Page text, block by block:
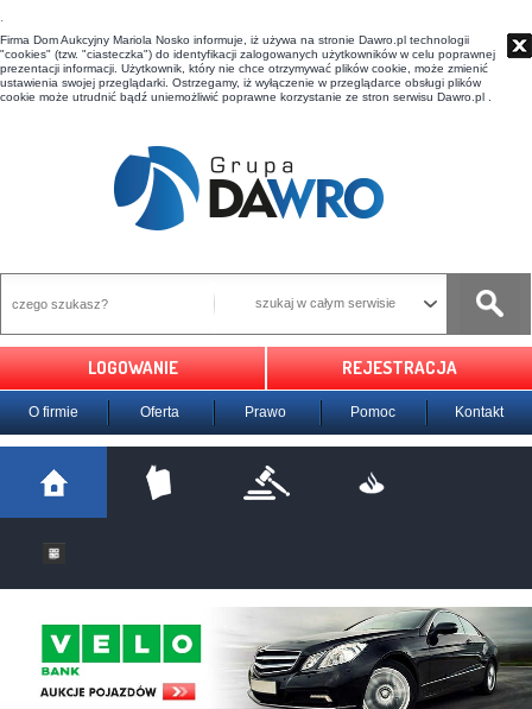
t
Firma Dom Aukcyjny Mariola Nosko informuje, iż używa na stronie Dawro.pl technologii
"cookies" (tzw. "ciasteczka") do identyfikacji zalogowanych użytkowników w celu poprawnej
prezentacji informacji. Użytkownik, który nie chce otrzymywać plików cookie, może zmienić
ustawienia swojej przeglądarki. Ostrzegamy, iż wyłączenie w przeglądarce obsługi plików
cookie może utrudnić bądź uniemożliwić poprawne korzystanie ze stron serwisu Dawro.pl .
szukaj w całym serwisie
LOGOWANIE REJESTRACJA
O firmie Oferta Prawo Pomoc Kontakt